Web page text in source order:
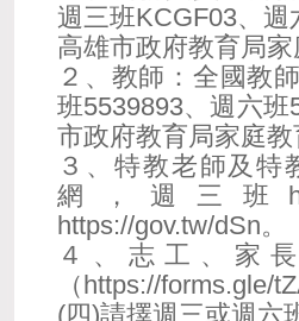
週三班KCGF03、
高雄市政府教育局
２、教師：全國教
班5539893、週六
市政府教育局家庭
３、特教老師及特
網，週三班
https://gov.tw/dSn。
４、志工、家
（https://forms.gle/
(四)請擇週三或週六